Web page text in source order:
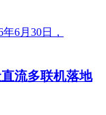
流多联机落地